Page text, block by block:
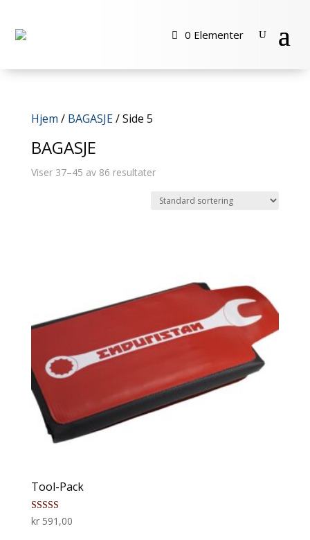
0 Elementer
Hjem / BAGASJE/ Side 5
BAGASJE
Viser 37–45 av 86 resultater
Tool-Pack
Vurdert
kr591,00